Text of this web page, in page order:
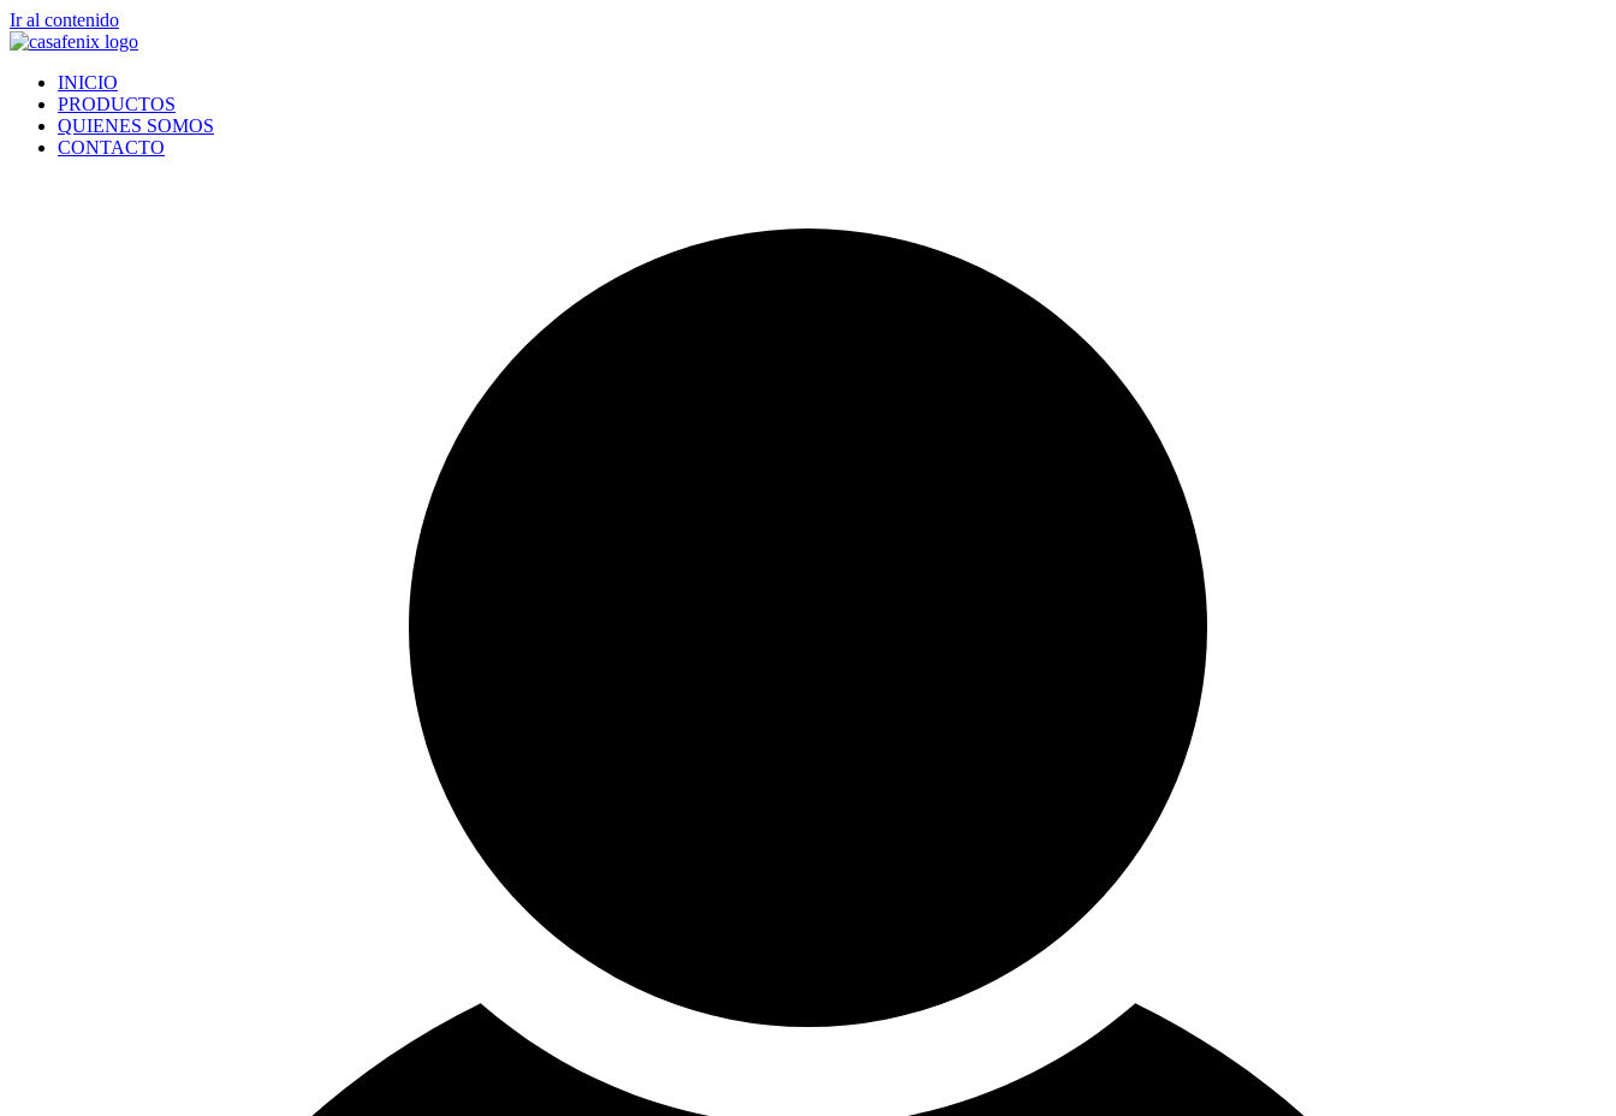
Ir al contenido
INICIO
PRODUCTOS
QUIENES SOMOS
CONTACTO